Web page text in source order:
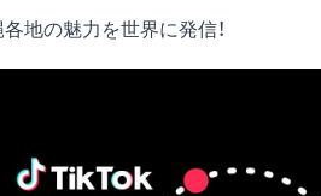
地の魅力を世界に発信！